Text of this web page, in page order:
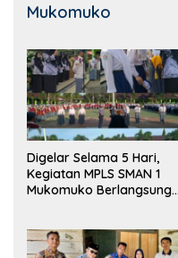
Mukomuko
Digelar Selama 5 Hari,
Kegiatan MPLS SMAN 1
Mukomuko Berlangsung